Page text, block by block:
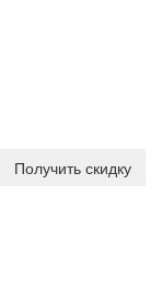
Получить скидку